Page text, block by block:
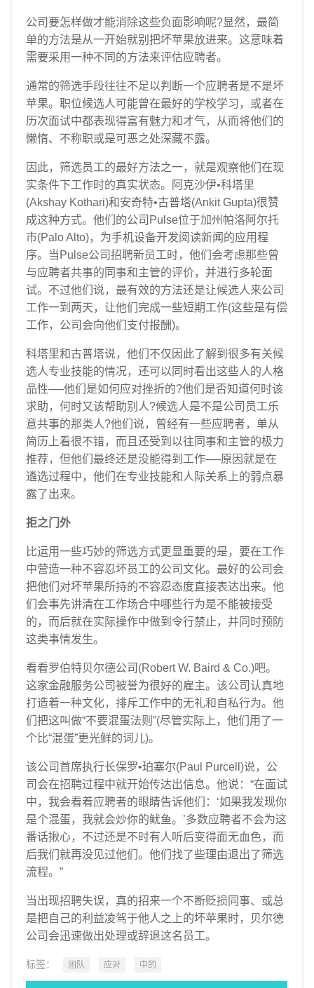
公司要怎样做才能消除这些负面影响呢?显然，最简
单的方法是从一开始就别把坏苹果放进来。这意味着
需要采用一种不同的方法来评估应聘者。
通常的筛选手段往往不足以判断一个应聘者是不是坏
苹果。职位候选人可能曾在最好的学校学习，或者在
历次面试中都表现得富有魅力和才气，从而将他们的
懒惰、不称职或是可恶之处深藏不露。
因此，筛选员工的最好方法之一，就是观察他们在现
实条件下工作时的真实状态。阿克沙伊•科塔里
(Akshay Kothari)和安奇特•古普塔(Ankit Gupta)很赞
成这种方式。他们的公司Pulse位于加州帕洛阿尔托
市(Palo Alto)，为手机设备开发阅读新闻的应用程
序。当Pulse公司招聘新员工时，他们会考虑那些曾
与应聘者共事的同事和主管的评价，并进行多轮面
试。不过他们说，最有效的方法还是让候选人来公司
工作一到两天，让他们完成一些短期工作(这些是有偿
工作，公司会向他们支付报酬)。
科塔里和古普塔说，他们不仅因此了解到很多有关候
选人专业技能的情况，还可以同时看出这些人的人格
品性──他们是如何应对挫折的?他们是否知道何时该
求助，何时又该帮助别人?候选人是不是公司员工乐
意共事的那类人?他们说，曾经有一些应聘者，单从
简历上看很不错，而且还受到以往同事和主管的极力
推荐，但他们最终还是没能得到工作──原因就是在
遴选过程中，他们在专业技能和人际关系上的弱点暴
露了出来。
拒之门外
比运用一些巧妙的筛选方式更显重要的是，要在工作
中营造一种不容忍坏员工的公司文化。最好的公司会
把他们对坏苹果所持的不容忍态度直接表达出来。他
们会事先讲清在工作场合中哪些行为是不能被接受
的，而后就在实际操作中做到令行禁止，并同时预防
这类事情发生。
看看罗伯特贝尔德公司(Robert W. Baird & Co.)吧。
这家金融服务公司被誉为很好的雇主。该公司认真地
打造着一种文化，排斥工作中的无礼和自私行为。他
们把这叫做“不要混蛋法则”(尽管实际上，他们用了一
个比“混蛋”更光鲜的词儿)。
该公司首席执行长保罗•珀塞尔(Paul Purcell)说，公
司会在招聘过程中就开始传达出信息。他说：“在面试
中，我会看着应聘者的眼睛告诉他们：‘如果我发现你
是个混蛋，我就会炒你的鱿鱼。’多数应聘者不会为这
番话揪心，不过还是不时有人听后变得面无血色，而
后我们就再没见过他们。他们找了些理由退出了筛选
流程。”
当出现招聘失误，真的招来一个不断贬损同事、或总
是把自己的利益凌驾于他人之上的坏苹果时，贝尔德
公司会迅速做出处理或辞退这名员工。
标签： 团队 应对 中的